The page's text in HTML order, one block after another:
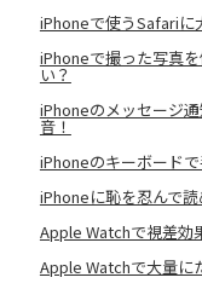
iPhoneで使うSafariに
iPhoneで撮った写真
い？
iPhoneのメッセージ
音！
iPhoneのキーボード
iPhoneに恥を忍んで
Apple Watchで視差効
Apple Watchで大量に